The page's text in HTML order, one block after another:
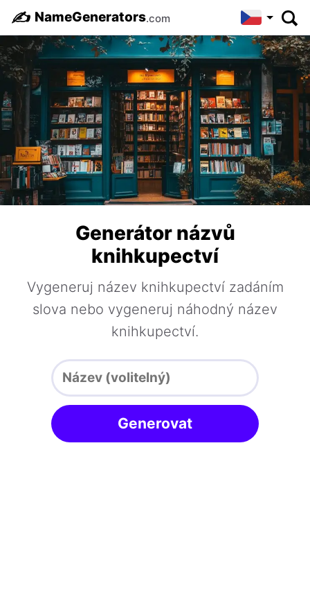
✍️ NameGenerators.com
Generátor názvů
knihkupectví
Vygeneruj název knihkupectví zadáním
slova nebo vygeneruj náhodný název
knihkupectví.
Generovat